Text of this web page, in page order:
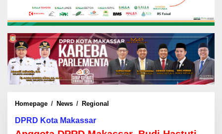
Homepage / News / Regional
g
DPRD Kota Makassar